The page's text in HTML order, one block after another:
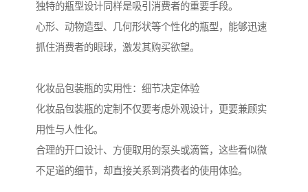
独特的瓶型设计同样是吸引消费者的重要手段。
心形、动物造型、几何形状等个性化的瓶型，能够迅速
抓住消费者的眼球，激发其购买欲望。
化妆品包装瓶的实用性：细节决定体验
化妆品包装瓶的定制不仅要考虑外观设计，更要兼顾实
用性与人性化。
合理的开口设计、方便取用的泵头或滴管，这些看似微
不足道的细节，却直接关系到消费者的使用体验。